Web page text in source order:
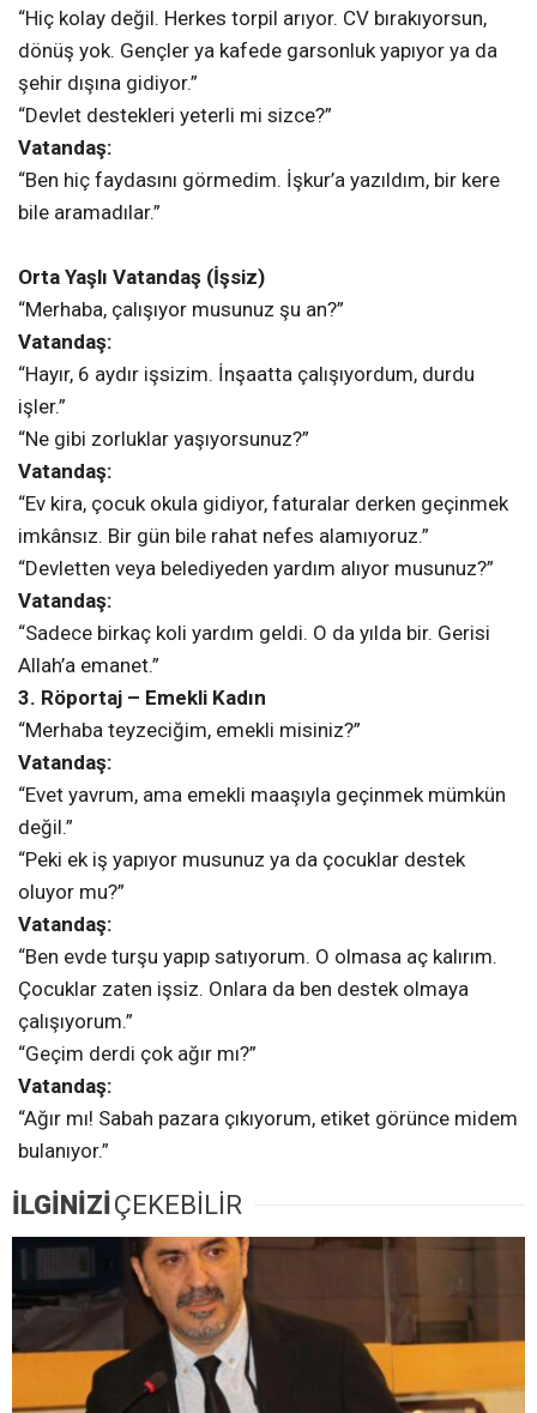
“Hiç kolay değil. Herkes torpil arıyor. CV bırakıyorsun,
dönüş yok. Gençler ya kafede garsonluk yapıyor ya da
şehir dışına gidiyor.”
“Devlet destekleri yeterli mi sizce?”
Vatandaş:
“Ben hiç faydasını görmedim. İşkur’a yazıldım, bir kere
bile aramadılar.”
Orta Yaşlı Vatandaş (İşsiz)
“Merhaba, çalışıyor musunuz şu an?”
Vatandaş:
“Hayır, 6 aydır işsizim. İnşaatta çalışıyordum, durdu
işler.”
“Ne gibi zorluklar yaşıyorsunuz?”
Vatandaş:
“Ev kira, çocuk okula gidiyor, faturalar derken geçinmek
imkânsız. Bir gün bile rahat nefes alamıyoruz.”
“Devletten veya belediyeden yardım alıyor musunuz?”
Vatandaş:
“Sadece birkaç koli yardım geldi. O da yılda bir. Gerisi
Allah’a emanet.”
3. Röportaj – Emekli Kadın
“Merhaba teyzeciğim, emekli misiniz?”
Vatandaş:
“Evet yavrum, ama emekli maaşıyla geçinmek mümkün
değil.”
“Peki ek iş yapıyor musunuz ya da çocuklar destek
oluyor mu?”
Vatandaş:
“Ben evde turşu yapıp satıyorum. O olmasa aç kalırım.
Çocuklar zaten işsiz. Onlara da ben destek olmaya
çalışıyorum.”
“Geçim derdi çok ağır mı?”
Vatandaş:
“Ağır mı! Sabah pazara çıkıyorum, etiket görünce midem
bulanıyor.”
İLGİNİZİ ÇEKEBİLİR